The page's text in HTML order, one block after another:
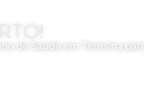
de Saúde em Teresina para